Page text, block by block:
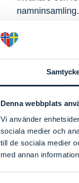
Denna webbplats
Vi använder
sociala medier och
till de sociala medier
med annan
möjligheter för
Om projektet
Projektet
utveckla
kommun i
Västra